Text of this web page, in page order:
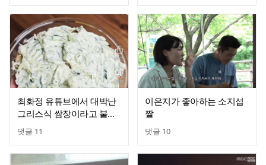
최화정 유튜브에서 대박난
그리스식 쌈장이라고 불리
는 차지키소스
댓글 11
이은지가 좋아하는 소지섭
짤
댓글 10